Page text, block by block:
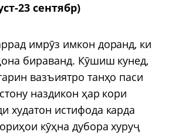
23 сентябр)
имрӯз имкон доранд, ки
бираванд. Кӯшиш кунед,
вазъиятро танҳо паси
наздикон ҳар кори
худатон истифода карда
кӯҳна дубора хуруҷ